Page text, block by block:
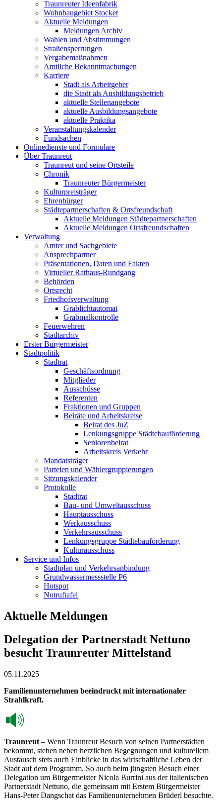
Traunreuter Ideenfabrik
Wohnbaugebiet Stocket
Aktuelle Meldungen
Meldungen Archiv
Wahlen und Abstimmungen
Straßensperrungen
Vergabemaßnahmen
Amtliche Bekanntmachungen
Karriere
Stadt als Arbeitgeber
die Stadt als Ausbildungsbetrieb
aktuelle Stellenangebote
aktuelle Ausbildungsangebote
aktuelle Praktika
Veranstaltungskalender
Fundsachen
Onlinedienste und Formulare
Über Traunreut
Traunreut und seine Ortsteile
Chronik
Traunreuter Bürgermeister
Kulturpreisträger
Ehrenbürger
Städtepartnerschaften & Ortsfreundschaft
Aktuelle Meldungen Städtepartnerschaften
Aktuelle Meldungen Ortsfreundschaften
Verwaltung
Ämter und Sachgebiete
Ansprechpartner
Präsentationen, Daten und Fakten
Virtueller Rathaus-Rundgang
Behörden
Ortsrecht
Friedhofsverwaltung
Grablichtautomat
Grabmalkontrolle
Feuerwehren
Stadtarchiv
Erster Bürgermeister
Stadtpolitik
Stadtrat
Geschäftsordnung
Mitglieder
Ausschüsse
Referenten
Fraktionen und Gruppen
Beiräte und Arbeitskreise
Beirat des JuZ
Lenkungsgruppe Städtebauförderung
Seniorenbeirat
Arbeitskreis Verkehr
Mandatsträger
Parteien und Wählergruppierungen
Sitzungskalender
Protokolle
Stadtrat
Bau- und Umweltausschuss
Hauptausschuss
Werkausschuss
Verkehrsausschuss
Lenkungsgruppe Städtebauförderung
Kulturausschuss
Service und Infos
Stadtplan und Verkehrsanbindung
Grundwassermessstelle P6
Hotspot
Notruftafel
Aktuelle Meldungen
Delegation der Partnerstadt Nettuno
besucht Traunreuter Mittelstand
05.11.2025
Familienunternehmen beeindruckt mit internationaler
Strahlkraft.
Traunreut – Wenn Traunreut Besuch von seinen Partnerstädten
bekommt, stehen neben herzlichen Begegnungen und kulturellem
Austausch stets auch Einblicke in das wirtschaftliche Leben der
Stadt auf dem Programm. So auch beim jüngsten Besuch einer
Delegation um Bürgermeister Nicola Burrini aus der italienischen
Partnerstadt Nettuno, die gemeinsam mit Erstem Bürgermeister
Hans-Peter Dangschat das Familienunternehmen Brüderl besuchte.